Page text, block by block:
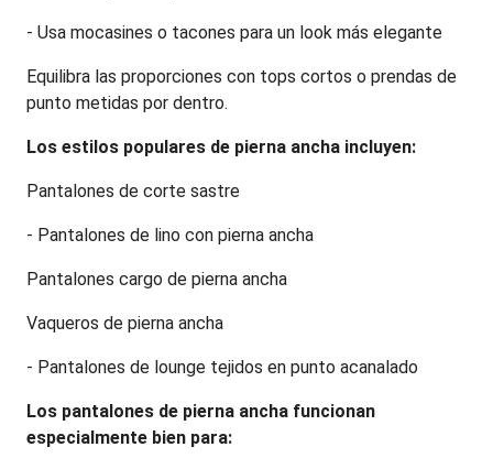
- Usa mocasines o tacones para un look más elegante
Equilibra las proporciones con tops cortos o prendas de
punto metidas por dentro.
Los estilos populares de pierna ancha incluyen:
Pantalones de corte sastre
- Pantalones de lino con pierna ancha
Pantalones cargo de pierna ancha
Vaqueros de pierna ancha
- Pantalones de lounge tejidos en punto acanalado
Los pantalones de pierna ancha funcionan
especialmente bien para: